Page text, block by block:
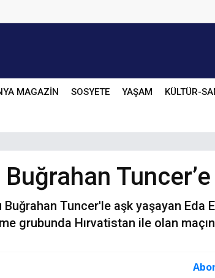
MAGAZİN SOSYETE YAŞAM KÜLTÜR-
Tuncer'le aşk yaşayan Eda
grubunda Hırvatistan ile olan